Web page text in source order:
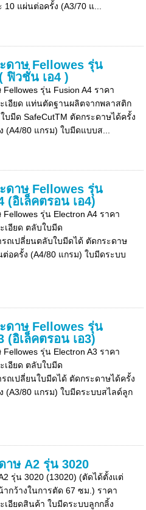
10 แผ่นต่อครั้ง (A3/70 แ...
ดาษ Fellowes รุ่น
ฟิวชั่น เอ4 )
Fellowes รุ่น Fusion A4 ราคา
เอียด แท่นตัดฐานผลิตจากพลาสติก
บมีด SafeCutTM ตัดกระดาษได้ครั้ง
(A4/80 แกรม) ใบมีดแบบส...
ดาษ Fellowes รุ่น
(อิเล็คตรอน เอ4)
Fellowes รุ่น Electron A4 ราคา
เอียด ตลับใบมีด
รถเปลี่ยนตลับใบมีดได้ ตัดกระดาษ
อครั้ง (A4/80 แกรม) ใบมีดระบบ
ดาษ Fellowes รุ่น
(อิเล็คตรอน เอ3)
Fellowes รุ่น Electron A3 ราคา
เอียด ตลับใบมีด
ถเปลี่ยนใบมีดได้ ตัดกระดาษได้ครั้ง
(A3/80 แกรม) ใบมีดระบบสไลด์ลูก
ษ A2 รุ่น 3020
รุ่น 3020 (13020) (ตัดได้ตั้งแต่
ากว้างในการตัด 67 ซม.) ราคา
เอียดสินค้า ใบมีดระบบลูกกลิ้ง